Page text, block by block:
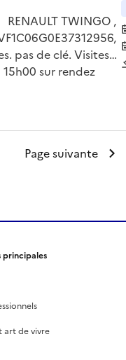
TWINGO ,
pas de clé. Visites
sur rendez
sur plateau
Page suivante
principales
art de vivre